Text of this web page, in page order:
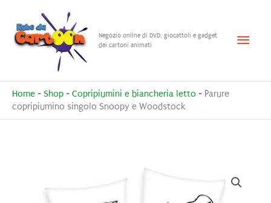
contenuto
Negozio online di DVD, giocattoli e gadget
dei cartoni animati
Menu
Home - Shop - Copripiumini e biancheria letto - Parure
copripiumino singolo Snoopy e Woodstock